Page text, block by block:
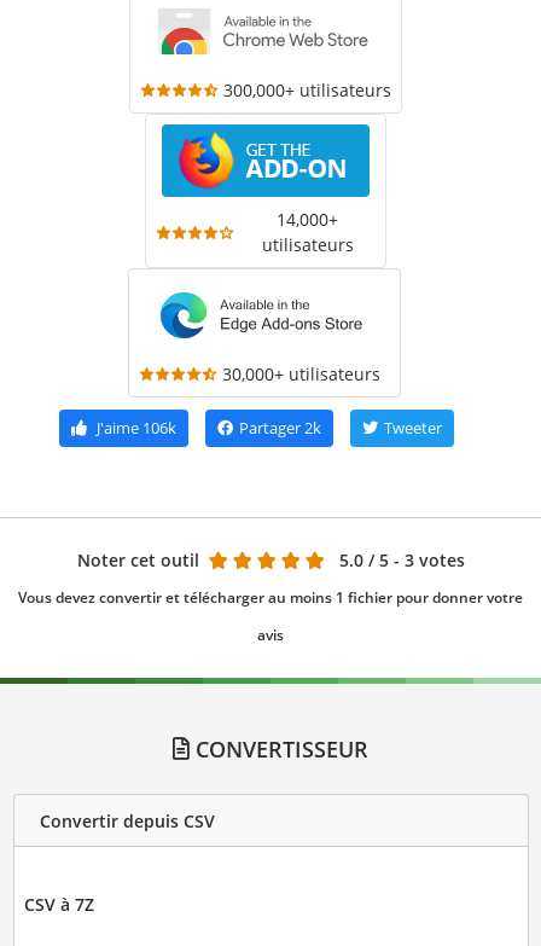
300,000+ utilisateurs
14,000+
utilisateurs
30,000+ utilisateurs
J'aime106k Partager2k Tweeter
Noter cet outil 5.0 / 5 - 3 votes
Vous devez convertir et télécharger au moins 1 fichier pour donner votre
avis
CONVERTISSEUR
Convertir depuis CSV
CSV à 7Z